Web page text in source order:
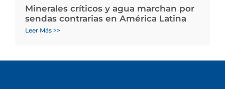
Minerales críticos y agua marchan por
sendas contrarias en América Latina
Leer Más >>